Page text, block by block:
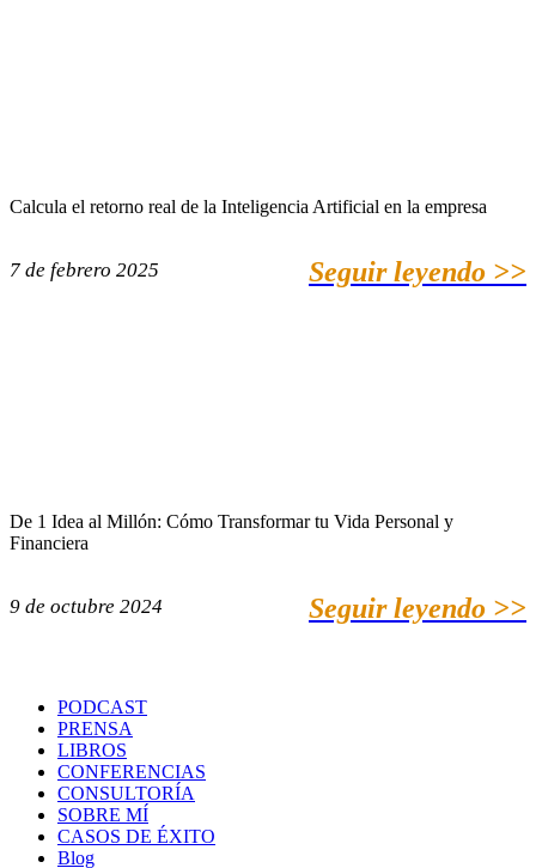
Calcula el retorno real de la Inteligencia Artificial en la empresa
7 de febrero 2025 Seguir leyendo >>
De 1 Idea al Millón: Cómo Transformar tu Vida Personal y
Financiera
9 de octubre 2024 Seguir leyendo >>
PODCAST
PRENSA
LIBROS
CONFERENCIAS
CONSULTORÍA
SOBRE MÍ
CASOS DE ÉXITO
Blog